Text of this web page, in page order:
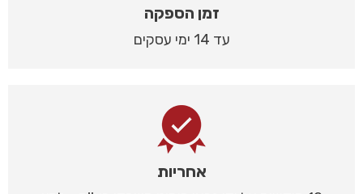
זמן הספקה
עד 14 ימי עסקים
אחריות